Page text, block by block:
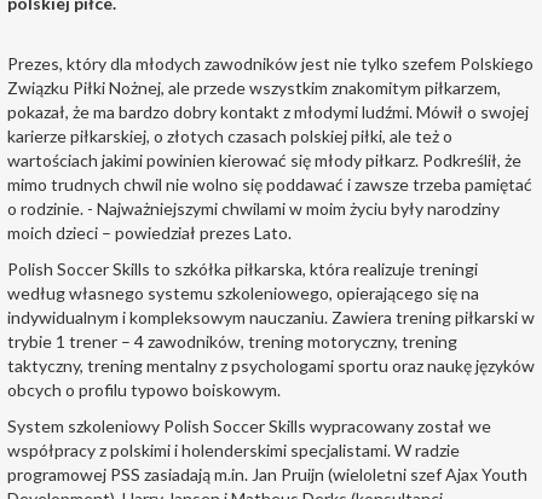
Prezes, który dla młodych zawodników jest nie tylko szefem Polskiego
Związku Piłki Nożnej, ale przede wszystkim znakomitym piłkarzem,
pokazał, że ma bardzo dobry kontakt z młodymi ludźmi. Mówił o swojej
karierze piłkarskiej, o złotych czasach polskiej piłki, ale też o
wartościach jakimi powinien kierować się młody piłkarz. Podkreślił, że
mimo trudnych chwil nie wolno się poddawać i zawsze trzeba pamiętać
o rodzinie. - Najważniejszymi chwilami w moim życiu były narodziny
moich dzieci – powiedział prezes Lato.
Polish Soccer Skills to szkółka piłkarska, która realizuje treningi
według własnego systemu szkoleniowego, opierającego się na
indywidualnym i kompleksowym nauczaniu. Zawiera trening piłkarski w
trybie 1 trener – 4 zawodników, trening motoryczny, trening
taktyczny, trening mentalny z psychologami sportu oraz naukę języków
obcych o profilu typowo boiskowym.
System szkoleniowy Polish Soccer Skills wypracowany został we
współpracy z polskimi i holenderskimi specjalistami. W radzie
programowej PSS zasiadają m.in. Jan Pruijn (wieloletni szef Ajax Youth